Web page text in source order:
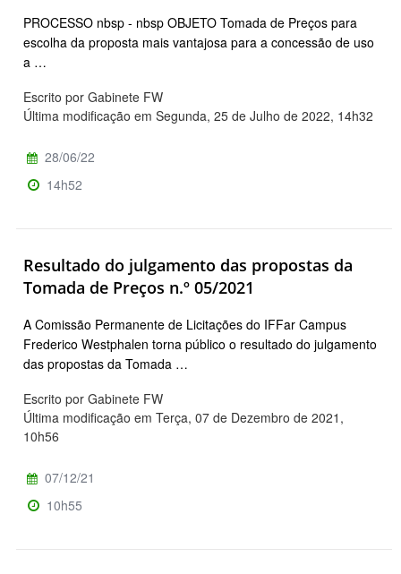
PROCESSO nbsp - nbsp OBJETO Tomada de Preços para
escolha da proposta mais vantajosa para a concessão de uso
a …
Escrito por Gabinete FW
Última modificação em Segunda, 25 de Julho de 2022, 14h32
28/06/22
14h52
Resultado do julgamento das propostas da
Tomada de Preços n.º 05/2021
A Comissão Permanente de Licitações do IFFar Campus
Frederico Westphalen torna público o resultado do julgamento
das propostas da Tomada …
Escrito por Gabinete FW
Última modificação em Terça, 07 de Dezembro de 2021,
10h56
07/12/21
10h55